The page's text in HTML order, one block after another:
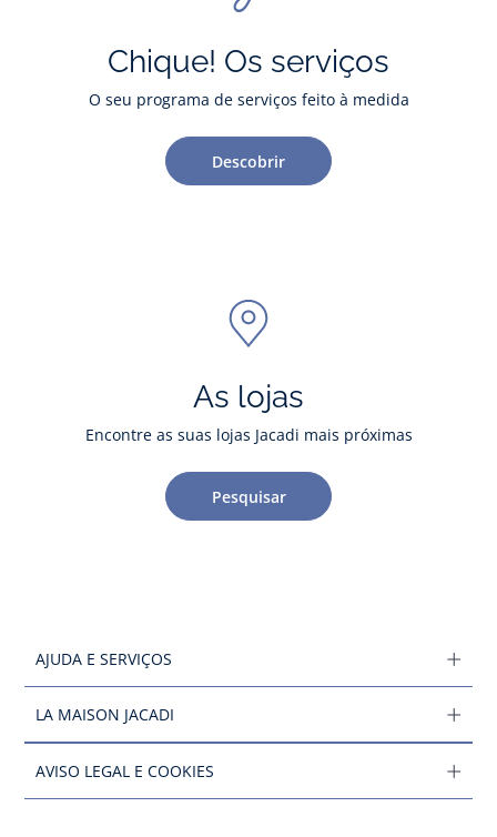
Chique! Os serviços
O seu programa de serviços feito à medida
Descobrir
As lojas
Encontre as suas lojas Jacadi mais próximas
Pesquisar
AJUDA E SERVIÇOS
LA MAISON JACADI
AVISO LEGAL E COOKIES